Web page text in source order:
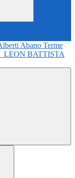
LEON BATTISTA